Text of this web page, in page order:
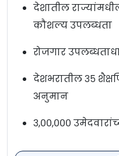
देशातील
कौशल्य उपलब्धता
रोजगार
देशभरातील ३५
अनुमान
३,००,०००